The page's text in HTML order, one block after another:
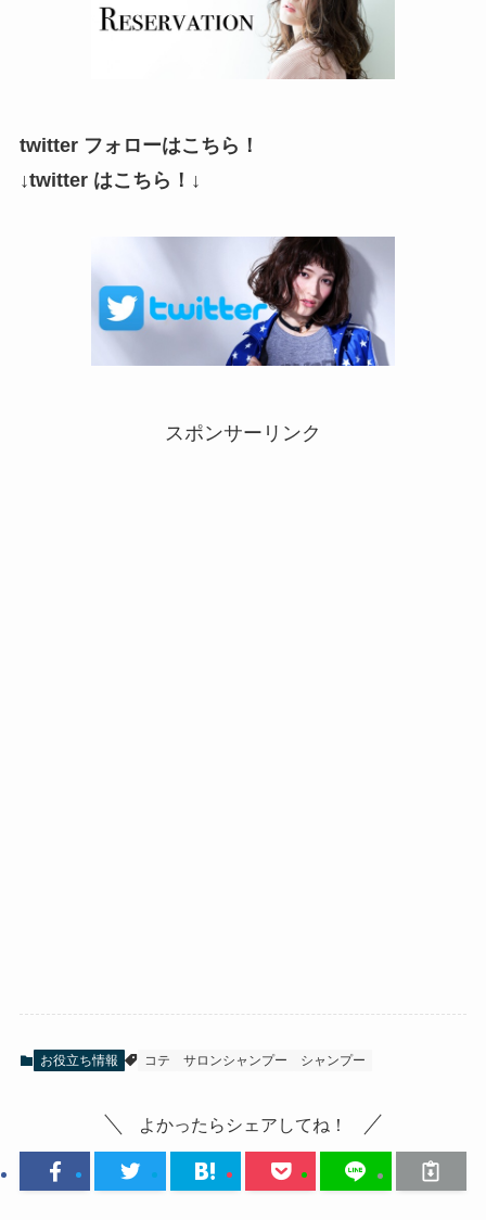
twitter フォローはこちら！
↓twitter はこちら！↓
スポンサーリンク
お役立ち情報 コテ サロンシャンプー シャンプー
よかったらシェアしてね！